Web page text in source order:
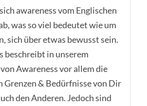
awareness vom Englischen
was so viel bedeutet wie um
sich über etwas bewusst sein.
beschreibt in unserem
Awareness vor allem die
Grenzen & Bedürfnisse von Dir
den Anderen. Jedoch sind